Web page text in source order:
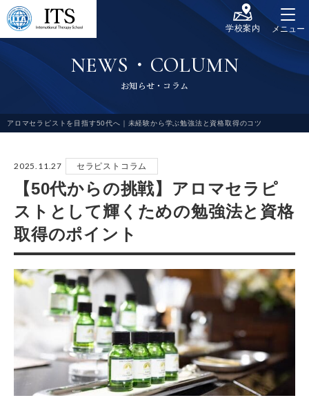
学校案内 メニュー
アロマセラピストを目指す50代へ｜未経験から学ぶ勉強法と資格取得のコツ
NEWS ・ COLUMN
お知らせ ・ コ ラム
2025.11.27 セラピストコラム
【50代からの挑戦】アロマセラピ
ストとして輝くための勉強法と資格
取得のポイント